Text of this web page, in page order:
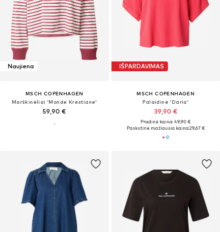
Naujiena
MSCH COPENHAGEN
Marškinėliai 'Monde Krestiane'
59,90 €
IŠPARDAVIMAS
MSCH COPENHAGEN
Palaidinė 'Daria'
39,90 €
Pradinė kaina: 49,90 €
Paskutinė mažiausia kaina:29,67 €